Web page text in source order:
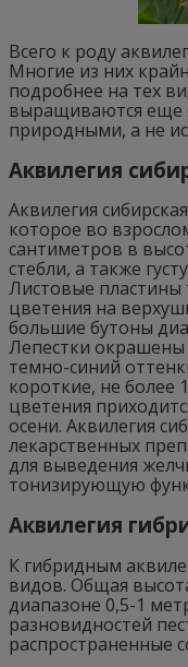
Всего к роду
Многие из них
подробнее на тех
выращиваются еще
природными, а не
Аквилегия
Аквилегия
которое во
сантиметров в
стебли, а также
Листовые пластины
цветения на
большие бутоны
Лепестки
темно-синий
короткие, не более
цветения
осени. Аквилегия
лекарственных
для выведения
тонизирующую
Аквилегия
К гибридным
видов. Общая
диапазоне 0,5-1
разновидностей
распространенные